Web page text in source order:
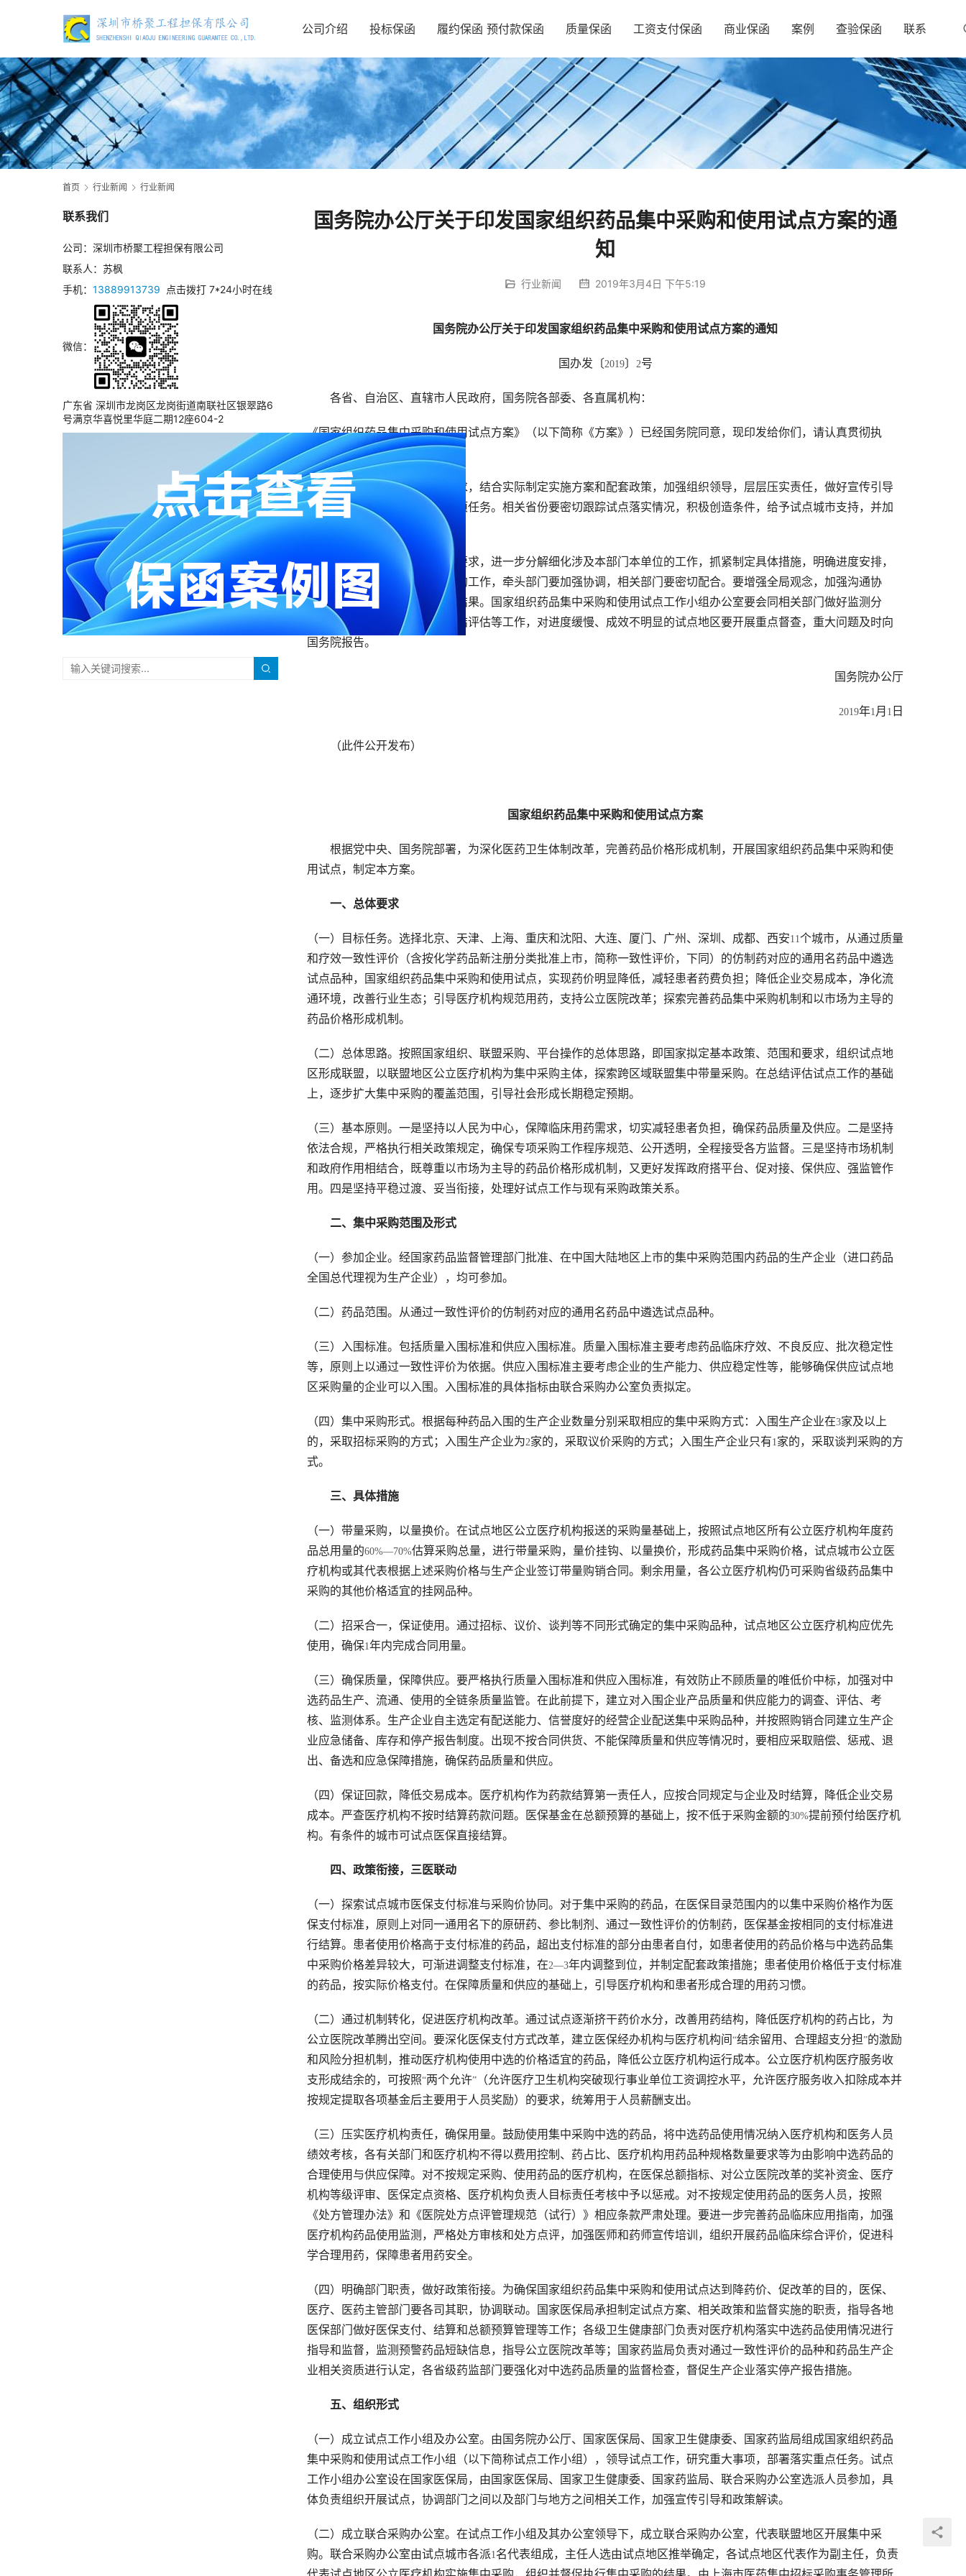
公司介绍 投标保函 履约保函 预付款保函 质量保函 工资支付保函 商业保函 案例 查验保函 联系
首页 行业新闻 行业新闻
国务院办公厅关于印发国家组织药品集中采购和使用试点方案的通
知
行业新闻 2019年3月4日 下午5:19
国务院办公厅关于印发国家组织药品集中采购和使用试点方案的通知
国办发〔2019〕 2号
各省、自治区、直辖市人民政府，国务院各部委、各直属机构：
《国家组织药品集中采购和使用试点方案》（以下简称《方案》）已经国务院同意，现印发给你们，请认真贯彻执
行。
各试点城市要按照《方案》要求，结合实际制定实施方案和配套政策，加强组织领导，层层压实责任，做好宣传引导
和风险防范，确保落实试点各项任务。相关省份要密切跟踪试点落实情况，积极创造条件，给予试点城市支持，并加
强指导、监督和考核。
各有关部门和单位要按照分工要求，进一步分解细化涉及本部门本单位的工作，抓紧制定具体措施，明确进度安排，
逐项推进落实。涉及多个部门的工作，牵头部门要加强协调，相关部门要密切配合。要增强全局观念，加强沟通协
作，做到有布置、有督查、有结果。国家组织药品集中采购和使用试点工作小组办公室要会同相关部门做好监测分
析、定期通报、督促检查、总结评估等工作，对进度缓慢、成效不明显的试点地区要开展重点督查，重大问题及时向
国务院报告。
国务院办公厅
2019年1月 1 日
（此件公开发布）
国家组织药品集中采购和使用试点方案
根据党中央、国务院部署，为深化医药卫生体制改革，完善药品价格形成机制，开展国家组织药品集中采购和使
用试点，制定本方案。
一、总体要求
（一）目标任务。选择北京、天津、上海、重庆和沈阳、大连、厦门、广州、深圳、成都、西安11个城市，从通过质量
和疗效一致性评价（含按化学药品新注册分类批准上市，简称一致性评价，下同）的仿制药对应的通用名药品中遴选
试点品种，国家组织药品集中采购和使用试点，实现药价明显降低，减轻患者药费负担；降低企业交易成本，净化流
通环境，改善行业生态；引导医疗机构规范用药，支持公立医院改革；探索完善药品集中采购机制和以市场为主导的
药品价格形成机制。
（二）总体思路。按照国家组织、联盟采购、平台操作的总体思路，即国家拟定基本政策、范围和要求，组织试点地
区形成联盟，以联盟地区公立医疗机构为集中采购主体，探索跨区域联盟集中带量采购。在总结评估试点工作的基础
上，逐步扩大集中采购的覆盖范围，引导社会形成长期稳定预期。
（三）基本原则。一是坚持以人民为中心，保障临床用药需求，切实减轻患者负担，确保药品质量及供应。二是坚持
依法合规，严格执行相关政策规定，确保专项采购工作程序规范、公开透明，全程接受各方监督。三是坚持市场机制
和政府作用相结合，既尊重以市场为主导的药品价格形成机制，又更好发挥政府搭平台、促对接、保供应、强监管作
用。四是坚持平稳过渡、妥当衔接，处理好试点工作与现有采购政策关系。
二、集中采购范围及形式
（一）参加企业。经国家药品监督管理部门批准、在中国大陆地区上市的集中采购范围内药品的生产企业（进口药品
全国总代理视为生产企业），均可参加。
（二）药品范围。从通过一致性评价的仿制药对应的通用名药品中遴选试点品种。
（三）入围标准。包括质量入围标准和供应入围标准。质量入围标准主要考虑药品临床疗效、不良反应、批次稳定性
等，原则上以通过一致性评价为依据。供应入围标准主要考虑企业的生产能力、供应稳定性等，能够确保供应试点地
区采购量的企业可以入围。入围标准的具体指标由联合采购办公室负责拟定。
（四）集中采购形式。根据每种药品入围的生产企业数量分别采取相应的集中采购方式：入围生产企业在3家及以上
的，采取招标采购的方式；入围生产企业为2家的，采取议价采购的方式；入围生产企业只有1家的，采取谈判采购的方
式。
三、具体措施
（一）带量采购，以量换价。在试点地区公立医疗机构报送的采购量基础上，按照试点地区所有公立医疗机构年度药
品总用量的60%—70%估算采购总量，进行带量采购，量价挂钩、以量换价，形成药品集中采购价格，试点城市公立医
疗机构或其代表根据上述采购价格与生产企业签订带量购销合同。剩余用量，各公立医疗机构仍可采购省级药品集中
采购的其他价格适宜的挂网品种。
（二）招采合一，保证使用。通过招标、议价、谈判等不同形式确定的集中采购品种，试点地区公立医疗机构应优先
使用，确保1年内完成合同用量。
（三）确保质量，保障供应。要严格执行质量入围标准和供应入围标准，有效防止不顾质量的唯低价中标，加强对中
选药品生产、流通、使用的全链条质量监管。在此前提下，建立对入围企业产品质量和供应能力的调查、评估、考
核、监测体系。生产企业自主选定有配送能力、信誉度好的经营企业配送集中采购品种，并按照购销合同建立生产企
业应急储备、库存和停产报告制度。出现不按合同供货、不能保障质量和供应等情况时，要相应采取赔偿、惩戒、退
出、备选和应急保障措施，确保药品质量和供应。
（四）保证回款，降低交易成本。医疗机构作为药款结算第一责任人，应按合同规定与企业及时结算，降低企业交易
成本。严查医疗机构不按时结算药款问题。医保基金在总额预算的基础上，按不低于采购金额的30%提前预付给医疗机
构。有条件的城市可试点医保直接结算。
四、政策衔接，三医联动
（一）探索试点城市医保支付标准与采购价协同。对于集中采购的药品，在医保目录范围内的以集中采购价格作为医
保支付标准，原则上对同一通用名下的原研药、参比制剂、通过一致性评价的仿制药，医保基金按相同的支付标准进
行结算。患者使用价格高于支付标准的药品，超出支付标准的部分由患者自付，如患者使用的药品价格与中选药品集
中采购价格差异较大，可渐进调整支付标准，在2—3年内调整到位，并制定配套政策措施；患者使用价格低于支付标准
的药品，按实际价格支付。在保障质量和供应的基础上，引导医疗机构和患者形成合理的用药习惯。
（二）通过机制转化，促进医疗机构改革。通过试点逐渐挤干药价水分，改善用药结构，降低医疗机构的药占比，为
公立医院改革腾出空间。要深化医保支付方式改革，建立医保经办机构与医疗机构间“结余留用、合理超支分担”的激励
和风险分担机制，推动医疗机构使用中选的价格适宜的药品，降低公立医疗机构运行成本。公立医疗机构医疗服务收
支形成结余的，可按照“两个允许”
（允许医疗卫生机构突破现行事业单位工资调控水平，允许医疗服务收入扣除成本并
按规定提取各项基金后主要用于人员奖励）的要求，统筹用于人员薪酬支出。
（三）压实医疗机构责任，确保用量。鼓励使用集中采购中选的药品，将中选药品使用情况纳入医疗机构和医务人员
绩效考核，各有关部门和医疗机构不得以费用控制、药占比、医疗机构用药品种规格数量要求等为由影响中选药品的
合理使用与供应保障。对不按规定采购、使用药品的医疗机构，在医保总额指标、对公立医院改革的奖补资金、医疗
机构等级评审、医保定点资格、医疗机构负责人目标责任考核中予以惩戒。对不按规定使用药品的医务人员，按照
《处方管理办法》和《医院处方点评管理规范（试行）》相应条款严肃处理。要进一步完善药品临床应用指南，加强
医疗机构药品使用监测，严格处方审核和处方点评，加强医师和药师宣传培训，组织开展药品临床综合评价，促进科
学合理用药，保障患者用药安全。
（四）明确部门职责，做好政策衔接。为确保国家组织药品集中采购和使用试点达到降药价、促改革的目的，医保、
医疗、医药主管部门要各司其职，协调联动。国家医保局承担制定试点方案、相关政策和监督实施的职责，指导各地
医保部门做好医保支付、结算和总额预算管理等工作；各级卫生健康部门负责对医疗机构落实中选药品使用情况进行
指导和监督，监测预警药品短缺信息，指导公立医院改革等；国家药监局负责对通过一致性评价的品种和药品生产企
业相关资质进行认定，各省级药监部门要强化对中选药品质量的监督检查，督促生产企业落实停产报告措施。
五、组织形式
（一）成立试点工作小组及办公室。由国务院办公厅、国家医保局、国家卫生健康委、国家药监局组成国家组织药品
集中采购和使用试点工作小组（以下简称试点工作小组），领导试点工作，研究重大事项，部署落实重点任务。试点
工作小组办公室设在国家医保局，由国家医保局、国家卫生健康委、国家药监局、联合采购办公室选派人员参加，具
体负责组织开展试点，协调部门之间以及部门与地方之间相关工作，加强宣传引导和政策解读。
（二）成立联合采购办公室。在试点工作小组及其办公室领导下，成立联合采购办公室，代表联盟地区开展集中采
购。联合采购办公室由试点城市各派1名代表组成，主任人选由试点地区推举确定，各试点地区代表作为副主任，负责
联系我们
公司：深圳市桥聚工程担保有限公司
联系人：苏枫
手机： 13889913739 点击拨打 7*24小时在线
微信：
广东省 深圳市龙岗区龙岗街道南联社区银翠路6
号满京华喜悦里华庭二期12座604-2